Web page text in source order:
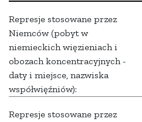
Represje stosowane przez
Niemców (pobyt w
niemieckich więzieniach i
obozach koncentracyjnych -
daty i miejsce, nazwiska
współwięźniów):
Represje stosowane przez